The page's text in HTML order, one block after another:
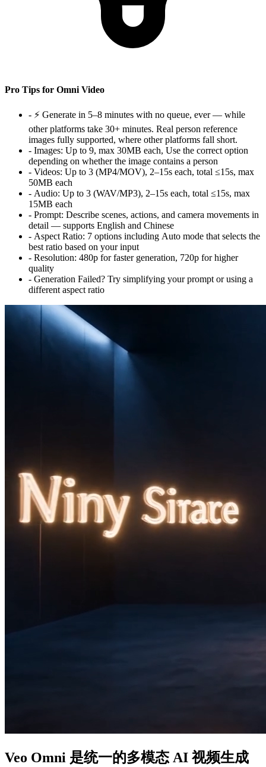
Pro Tips for Omni Video
- ⚡ Generate in 5–8 minutes with no queue, ever — while
other platforms take 30+ minutes. Real person reference
images fully supported, where other platforms fall short.
- Images: Up to 9, max 30MB each, Use the correct option
depending on whether the image contains a person
- Videos: Up to 3 (MP4/MOV), 2–15s each, total ≤15s, max
50MB each
- Audio: Up to 3 (WAV/MP3), 2–15s each, total ≤15s, max
15MB each
- Prompt: Describe scenes, actions, and camera movements in
detail — supports English and Chinese
- Aspect Ratio: 7 options including Auto mode that selects the
best ratio based on your input
- Resolution: 480p for faster generation, 720p for higher
quality
- Generation Failed? Try simplifying your prompt or using a
different aspect ratio
Veo Omni 是统一的多模态 AI 视频生成